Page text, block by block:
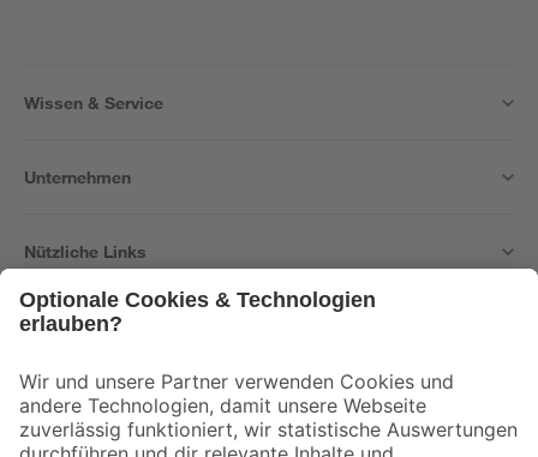
Wissen & Service
Unternehmen
Nützliche Links
Der toom Newsletter: Keine Angebote und Aktionen mehr verpassen!
Zur Newsletter Anmeldung